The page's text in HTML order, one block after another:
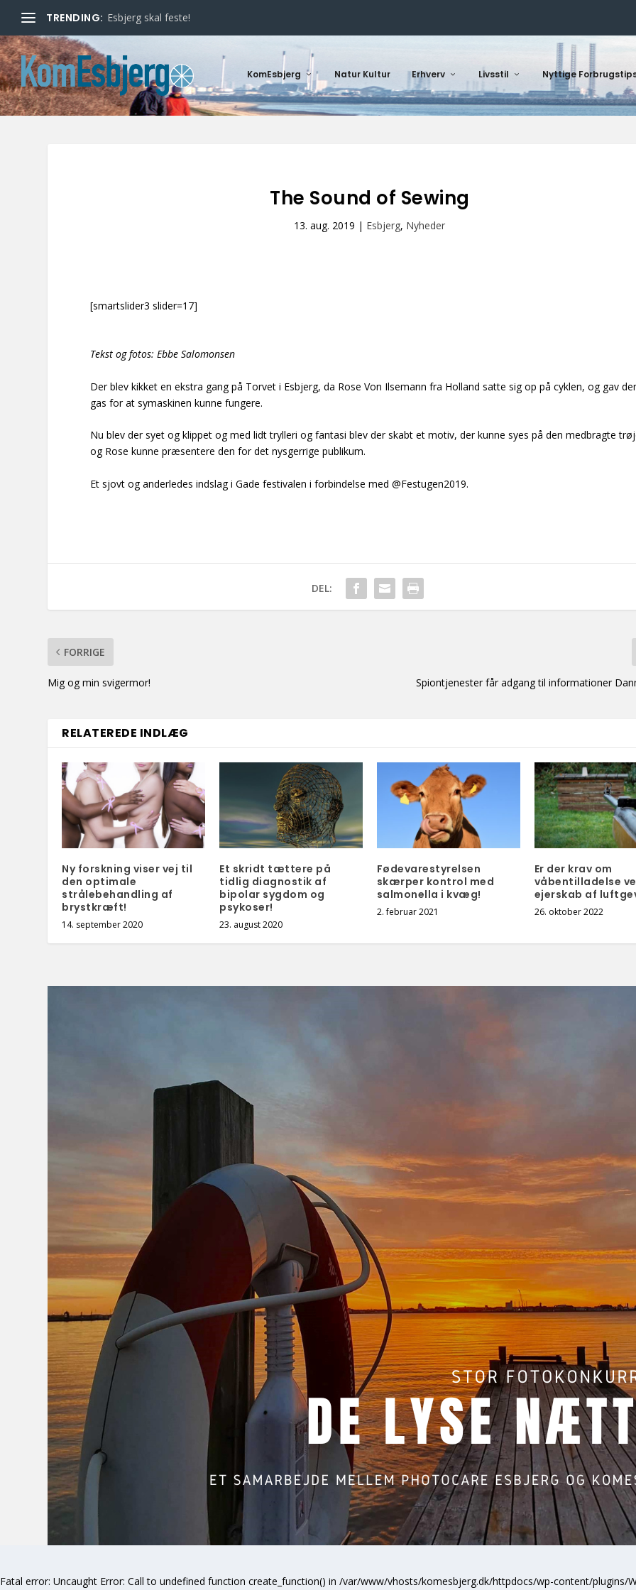
TRENDING: Esbjerg skal feste!
KomEsbjerg Natur Kultur Erhverv Livsstil Nyttige
The Sound of Sewing
13. aug. 2019 | Esbjerg, Nyheder
[smartslider3 slider=17]
Tekst og fotos: Ebbe Salomonsen
Der blev kikket en ekstra gang på Torvet i Esbjerg, da Rose Von Ilsemann fra Holland satte sig op på cyklen, og gav
gas for at symaskinen kunne fungere.
Nu blev der syet og klippet og med lidt trylleri og fantasi blev der skabt et motiv, der kunne syes på den medbragte
og Rose kunne præsentere den for det nysgerrige publikum.
Et sjovt og anderledes indslag i Gade festivalen i forbindelse med @Festugen2019.
DEL:
FORRIGE
Mig og min svigermor! Spiontjenester får adgang til informationer
RELATEREDE INDLÆG
Ny forskning viser vej til
den optimale
strålebehandling af
brystkræft!
14. september 2020
Et skridt tættere på
tidlig diagnostik af
bipolar sygdom og
psykoser!
23. august 2020
Fødevarestyrelsen
skærper kontrol med
salmonella i kvæg!
2. februar 2021
Er der krav om
våbentilladelse
ejerskab af
26. oktober 2022
Fatal error: Uncaught Error: Call to undefined function create_function() in /var/www/vhosts/komesbjerg.dk/httpdocs/wp-content/